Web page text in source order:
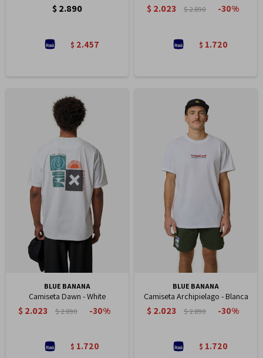
$2.890
$ 2.457
$2.023 $2.890 30
$ 1.720
BLUE BANANA
Camiseta Dawn - White
$2.023 $2.890 30
$ 1.720
BLUE BANANA
Camiseta Archipielago - Blanca
$2.023 $2.890 30
$ 1.720